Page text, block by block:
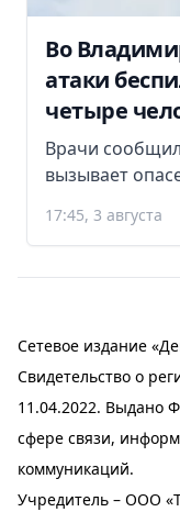
Во
атаки
четыре
Врачи
вызывает
17:45, 3 августа
Сетевое издание
Свидетельство о
11.04.2022. Выдано
сфере связи,
коммуникаций.
Учредитель – ООО